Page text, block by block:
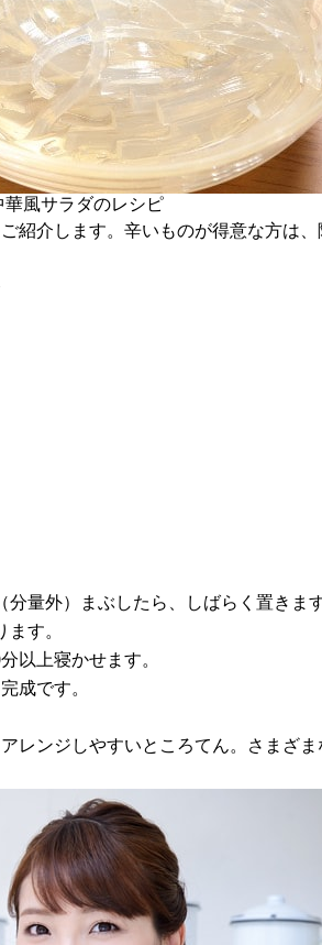
風サラダのレシピ
紹介します。辛いものが得意な方は
量外）まぶしたら、しばらく置きます
す。
以上寝かせます。
成です。
レンジしやすいところてん。さまざ